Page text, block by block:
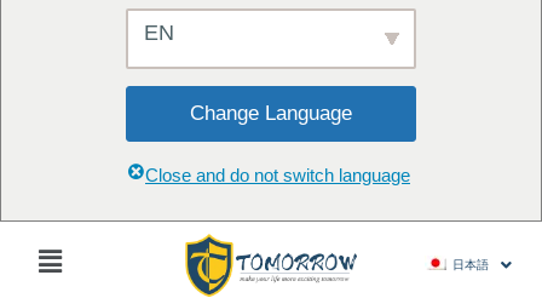
EN
Change Language
Close and do not switch language
Main
日本語